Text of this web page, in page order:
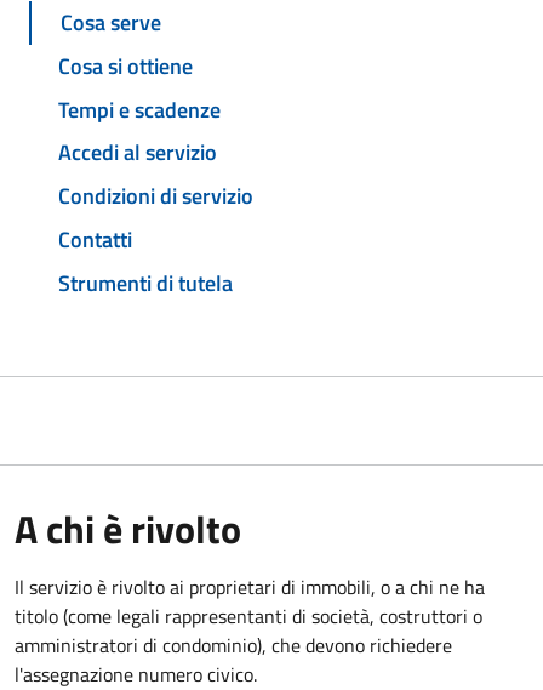
Cosa serve
Cosa si ottiene
Tempi e scadenze
Accedi al servizio
Condizioni di servizio
Contatti
Strumenti di tutela
A chi è rivolto
Il servizio è rivolto ai proprietari di immobili, o a chi ne ha
titolo (come legali rappresentanti di società, costruttori o
amministratori di condominio), che devono richiedere
l'assegnazione numero civico.